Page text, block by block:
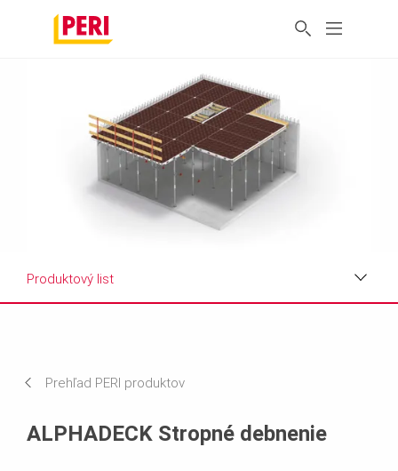
Produktový list
Prehľad PERI produktov
ALPHADECK Stropné debnenie